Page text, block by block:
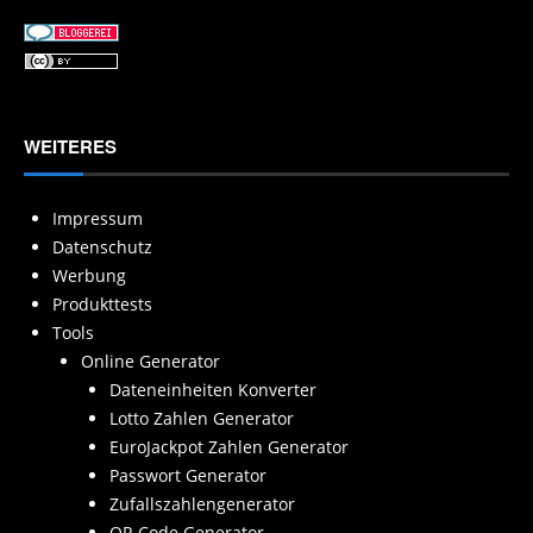
WEITERES
Impressum
Datenschutz
Werbung
Produkttests
Tools
Online Generator
Dateneinheiten Konverter
Lotto Zahlen Generator
EuroJackpot Zahlen Generator
Passwort Generator
Zufallszahlengenerator